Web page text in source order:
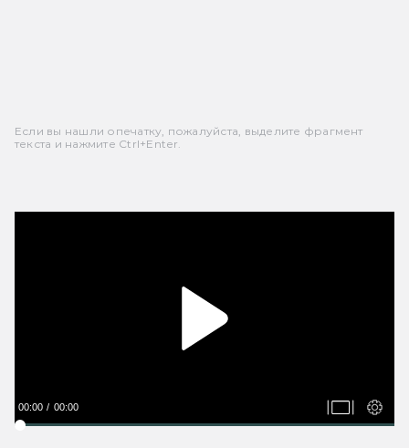
Если вы нашли опечатку, пожалуйста, выделите фрагмент
текста и нажмите Ctrl+Enter.
00:00 00:00